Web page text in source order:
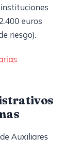
euros
riesgo).
Auxiliares